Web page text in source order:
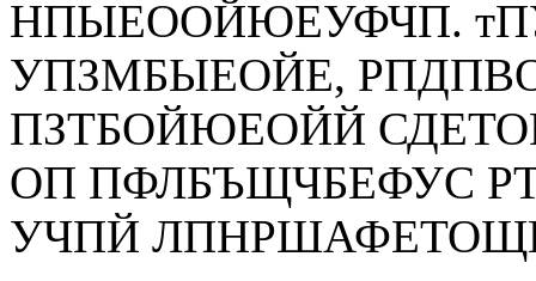
НПЫЕООЙЮЕУФЧП.
УПЗМБЫЕОЙЕ,
ПЗТБОЙЮЕОЙЙ
ОП ПФЛБЪЩЧБЕФУС
УЧПЙ